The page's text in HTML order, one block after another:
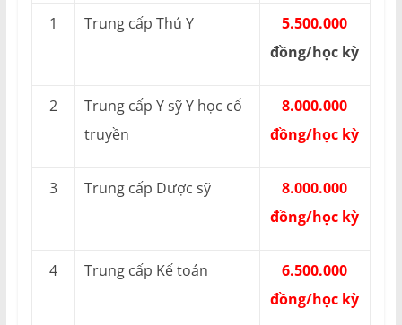
1 Trung cấp Thú Y
5.500.000
đồng/học kỳ
2
Trung cấp Y sỹ Y học cổ
truyền
8.000.000
đồng/học kỳ
3 Trung cấp Dược sỹ
8.000.000
đồng/học kỳ
4 Trung cấp Kế toán
6.500.000
đồng/học kỳ